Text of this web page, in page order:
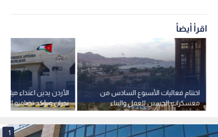
اقرأ أيضاً
الأردن يدين اعتداء
نجران ويؤكد تضامنه
السعودية
اختتام فعاليات الأسبوع السادس من
معسكرات الحسين للعمل والبناء
بالعقبة لعام 2026
1